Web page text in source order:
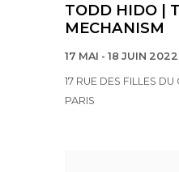
TODD HIDO |
MECHANISM
17 MAI - 18 JUIN 2022
17 RUE DES FILLES
PARIS